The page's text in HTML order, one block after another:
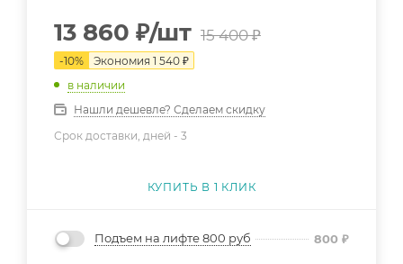
13 860 ₽/шт 15 400₽
-10% Экономия 1 540 ₽
в наличии
Нашли дешевле? Сделаем скидку
Срок доставки, дней - 3
КУПИТЬ В 1 КЛИК
Подъем на лифте 800 руб 800 ₽